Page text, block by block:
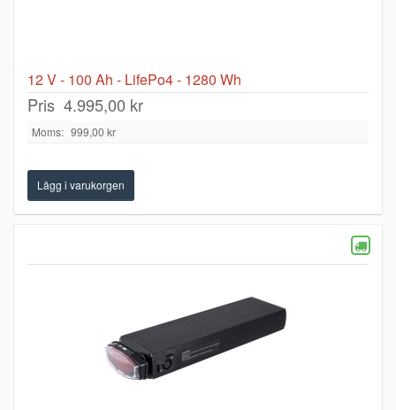
12 V - 100 Ah - LifePo4 - 1280 Wh
Pris 4.995,00 kr
Moms: 999,00 kr